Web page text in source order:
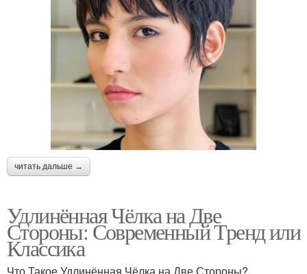
читать дальше →
Удлинённая Чёлка на Две
Стороны: Современный Тренд или
Классика